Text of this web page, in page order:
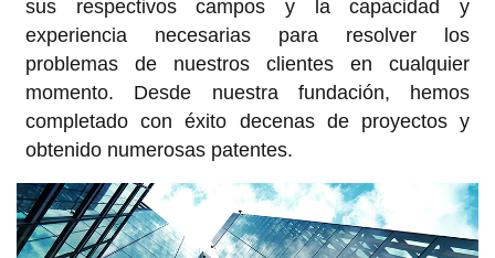
sus respectivos campos y la capacidad y
experiencia necesarias para resolver los
problemas de nuestros clientes en cualquier
momento. Desde nuestra fundación, hemos
completado con éxito decenas de proyectos y
obtenido numerosas patentes.